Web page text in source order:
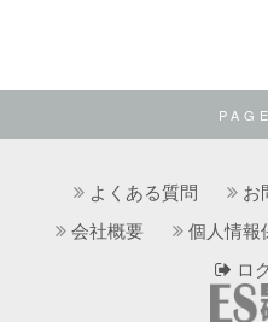
よくある質問 お
会社概要
個人情報
ロ